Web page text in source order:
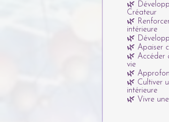
🌿
Créateur
🌿
intérieure
🌿
🌿 Apaiser
🌿 Accéder
vie
🌿
🌿 Cultiver
intérieure
🌿 Vivre